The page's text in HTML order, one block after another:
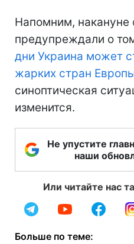
Напомним, накануне
предупреждали о
дни Украина может
жарких стран
синоптическая
изменится.
Не упустите
наши
Или читайте нас
Больше по теме: